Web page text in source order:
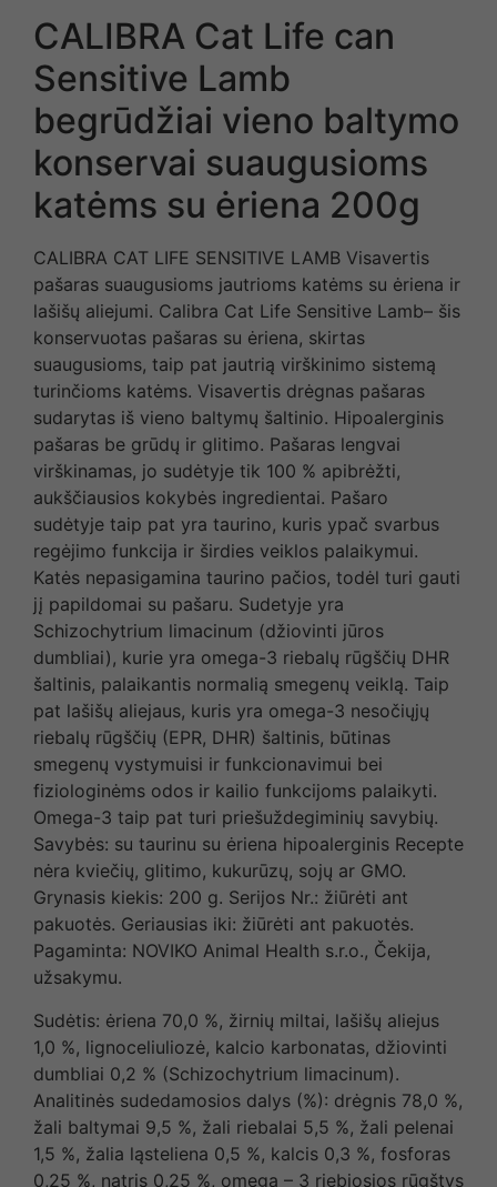
CALIBRA Cat Life can
Sensitive Lamb
begrūdžiai vieno baltymo
konservai suaugusioms
katėms su ėriena 200g
CALIBRA CAT LIFE SENSITIVE LAMB Visavertis
pašaras suaugusioms jautrioms katėms su ėriena ir
lašišų aliejumi. Calibra Cat Life Sensitive Lamb– šis
konservuotas pašaras su ėriena, skirtas
suaugusioms, taip pat jautrią virškinimo sistemą
turinčioms katėms. Visavertis drėgnas pašaras
sudarytas iš vieno baltymų šaltinio. Hipoalerginis
pašaras be grūdų ir glitimo. Pašaras lengvai
virškinamas, jo sudėtyje tik 100 % apibrėžti,
aukščiausios kokybės ingredientai. Pašaro
sudėtyje taip pat yra taurino, kuris ypač svarbus
regėjimo funkcija ir širdies veiklos palaikymui.
Katės nepasigamina taurino pačios, todėl turi gauti
jį papildomai su pašaru. Sudetyje yra
Schizochytrium limacinum (džiovinti jūros
dumbliai), kurie yra omega-3 riebalų rūgščių DHR
šaltinis, palaikantis normalią smegenų veiklą. Taip
pat lašišų aliejaus, kuris yra omega-3 nesočiųjų
riebalų rūgščių (EPR, DHR) šaltinis, būtinas
smegenų vystymuisi ir funkcionavimui bei
fiziologinėms odos ir kailio funkcijoms palaikyti.
Omega-3 taip pat turi priešuždegiminių savybių.
Savybės: su taurinu su ėriena hipoalerginis Recepte
nėra kviečių, glitimo, kukurūzų, sojų ar GMO.
Grynasis kiekis: 200 g. Serijos Nr.: žiūrėti ant
pakuotės. Geriausias iki: žiūrėti ant pakuotės.
Pagaminta: NOVIKO Animal Health s.r.o., Čekija,
užsakymu.
Sudėtis: ėriena 70,0 %, žirnių miltai, lašišų aliejus
1,0 %, lignoceliuliozė, kalcio karbonatas, džiovinti
dumbliai 0,2 % (Schizochytrium limacinum).
Analitinės sudedamosios dalys (%): drėgnis 78,0 %,
žali baltymai 9,5 %, žali riebalai 5,5 %, žali pelenai
1,5 %, žalia ląsteliena 0,5 %, kalcis 0,3 %, fosforas
0,25 %, natris 0,25 %, omega – 3 riebiosios rūgštys